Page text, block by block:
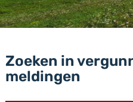
Zoeken in
meldingen